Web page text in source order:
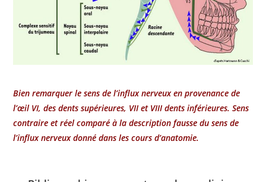
Bien remarquer le sens de l’influx nerveux en provenance de
l’œil VI, des dents supérieures, VII et VIII dents inférieures. Sens
contraire et réel comparé à la description fausse du sens de
l’influx nerveux donné dans les cours d’anatomie.